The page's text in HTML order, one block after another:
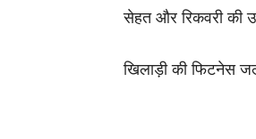
सेहत और रिकवरी की
खिलाड़ी की फिटनेस